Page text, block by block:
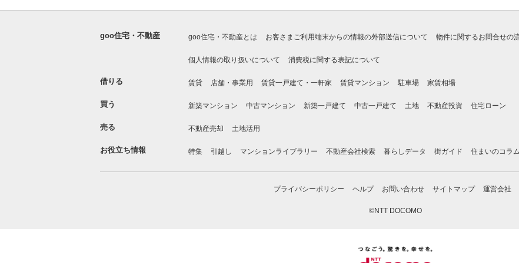
goo住宅・不動産 goo住宅・不動産とは お客さまご利用端末からの情報の外部送信について 物件に関するお問合せの
個人情報の取り扱いについて 消費税に関する表記について
借りる 賃貸 店舗・事業用 賃貸一戸建て・一軒家 賃貸マンション 駐車場 家賃相場
買う 新築マンション 中古マンション 新築一戸建て 中古一戸建て 土地 不動産投資 住宅ローン
売る 不動産売却 土地活用
お役立ち情報 特集 引越し マンションライブラリー 不動産会社検索 暮らしデータ 街ガイド 住まいのコラム
プライバシーポリシー ヘルプ お問い合わせ サイトマップ 運営会社
©NTT DOCOMO